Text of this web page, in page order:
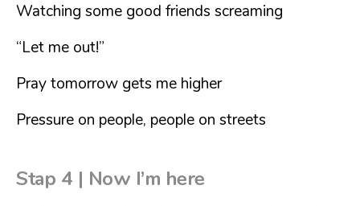
Watching some good friends screaming
“Let me out!”
Pray tomorrow gets me higher
Pressure on people, people on streets
Stap 4 | Now I’m here